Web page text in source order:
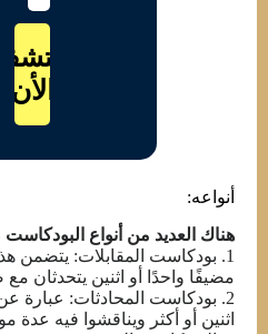
اكتشف
الأن
أنواعه:
هناك العديد من أنواع البودكاست
1. بودكاست المقابلات: يتضمن
مضيفًا واحدًا أو اثنين يتحدثان
2. بودكاست المحادثات: عبارة
اثنين أو أكثر ويناقشوا فيه عدة